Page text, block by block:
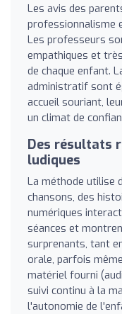
Les avis des
professionnalisme
Les professeurs
empathiques et
de chaque enfant.
administratif sont
accueil souriant,
un climat de
Des résultats
ludiques
La méthode utilise
chansons, des
numériques
séances et
surprenants, tant
orale, parfois
matériel fourni
suivi continu à la
l'autonomie de